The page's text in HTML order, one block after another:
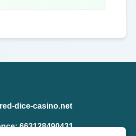
dice-casino.net
663128490431